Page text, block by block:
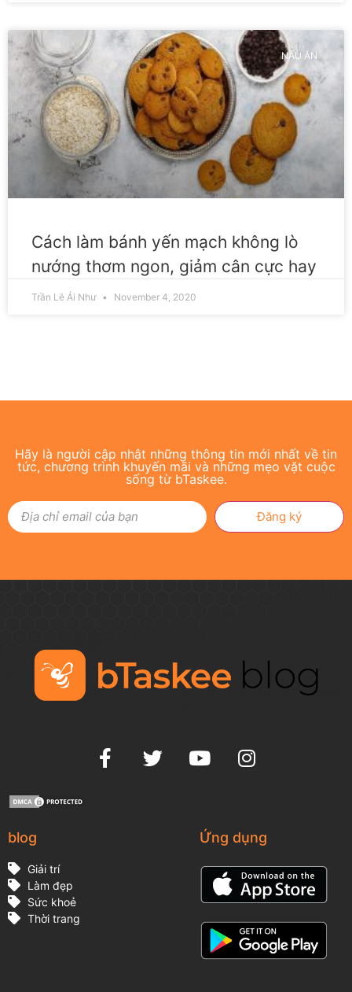
NẤU ĂN
Cách làm bánh yến mạch không lò
nướng thơm ngon, giảm cân cực hay
Trần Lê Ái Như November 4, 2020
Hãy là người cập nhật những thông tin mới nhất về tin
tức, chương trình khuyến mãi và những mẹo vặt cuộc
sống từ bTaskee.
Đăng ký
blog
Giải trí
Làm đẹp
Sức khoẻ
Thời trang
Ứng dụng